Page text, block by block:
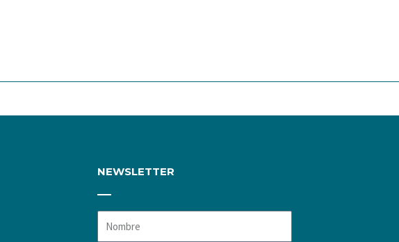
NEWSLETTER
Nombre